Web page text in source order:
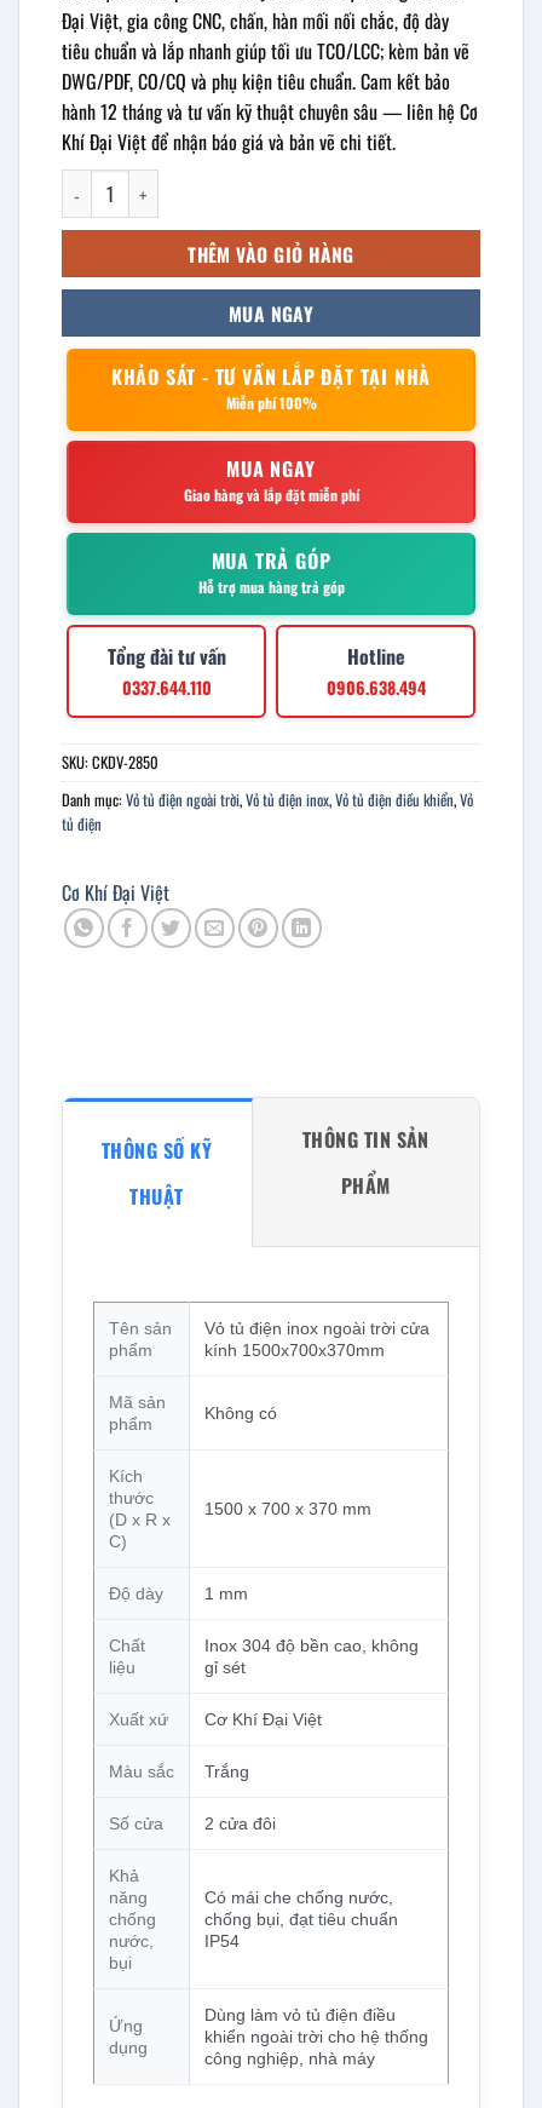
Đại Việt, gia công CNC, chấn, hàn mối nối chắc, độ dày
tiêu chuẩn và lắp nhanh giúp tối ưu TCO/LCC; kèm bản vẽ
DWG/PDF, CO/CQ và phụ kiện tiêu chuẩn. Cam kết bảo
hành 12 tháng và tư vấn kỹ thuật chuyên sâu — liên hệ Cơ
Khí Đại Việt để nhận báo giá và bản vẽ chi tiết.
Vỏ tủ điện inox ngoài trời cửa kính 1500x700x370mm số lượng
THÊM VÀO GIỎ HÀNG
MUA NGAY
KHẢO SÁT - TƯ VẤN LẮP ĐẶT TẠI NHÀ
Miễn phí 100%
MUA NGAY
Giao hàng và lắp đặt miễn phí
MUA TRẢ GÓP
Hỗ trợ mua hàng trả góp
Tổng đài tư vấn
0337.644.110
Hotline
0906.638.494
SKU:CKDV-2850
Danh mục:Vỏ tủ điện ngoài trời,Vỏ tủ điện inox,Vỏ tủ điện điều khiển,Vỏ
tủ điện
Cơ Khí Đại Việt
THÔNG SỐ KỸ
THUẬT
THÔNG TIN SẢN
PHẨM
Tên sản
phẩm
Vỏ tủ điện inox ngoài trời cửa
kính 1500x700x370mm
Mã sản
phẩm
Không có
Kích
thước
(D x R x
C)
1500 x 700 x 370 mm
Độ dày 1 mm
Chất
liệu
Inox 304 độ bền cao, không
gỉ sét
Xuất xứ Cơ Khí Đại Việt
Màu sắc Trắng
Số cửa 2 cửa đôi
Khả
năng
chống
nước,
bụi
Có mái che chống nước,
chống bụi, đạt tiêu chuẩn
IP54
Ứng
dụng
Dùng làm vỏ tủ điện điều
khiển ngoài trời cho hệ thống
công nghiệp, nhà máy